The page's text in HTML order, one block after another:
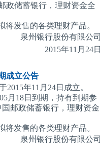
政储蓄银行，理财资金全
发售的各类理财产品。
泉州银行股份有限公司
2015年11月24日
成立公告
2015年11月24日成立。
月18日到期，持有到期参
邮政储蓄银行，理财资金
发售的各类理财产品。
泉州银行股份有限公司